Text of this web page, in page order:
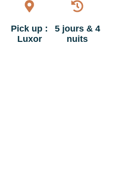
Pick up :
Luxor
5 jours & 4
nuits